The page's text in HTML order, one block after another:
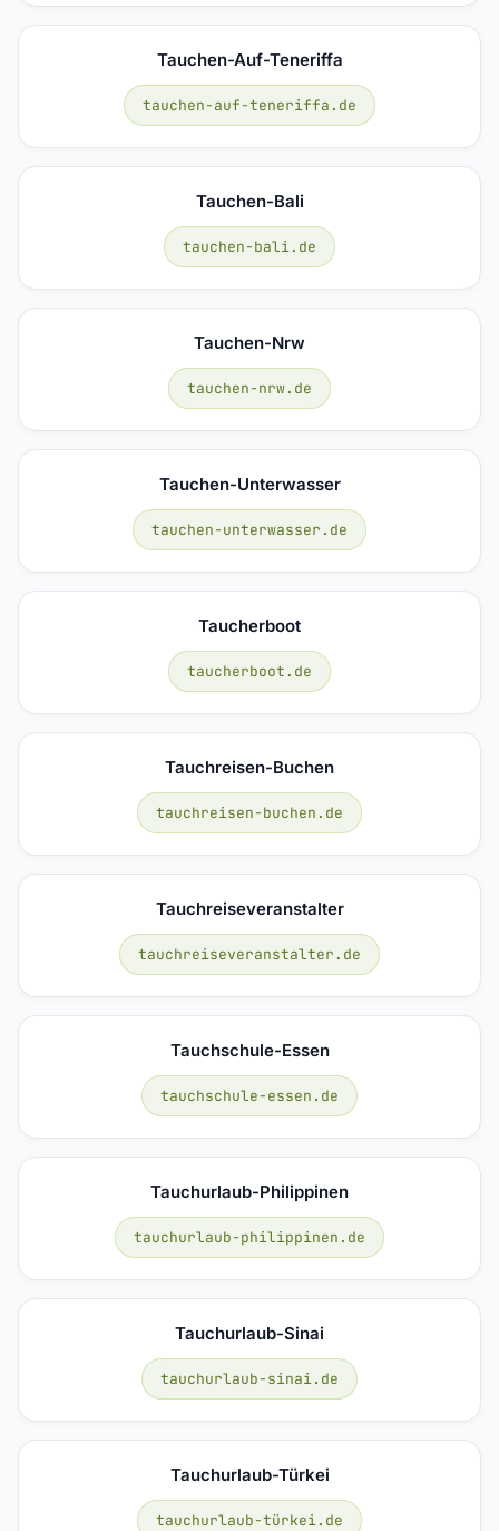
Tauchen-Auf-Teneriffa
tauchen-auf-teneriffa.de
Tauchen-Bali
tauchen-bali.de
Tauchen-Nrw
tauchen-nrw.de
Tauchen-Unterwasser
tauchen-unterwasser.de
Taucherboot
taucherboot.de
Tauchreisen-Buchen
tauchreisen-buchen.de
Tauchreiseveranstalter
tauchreiseveranstalter.de
Tauchschule-Essen
tauchschule-essen.de
Tauchurlaub-Philippinen
tauchurlaub-philippinen.de
Tauchurlaub-Sinai
tauchurlaub-sinai.de
Tauchurlaub-Türkei
tauchurlaub-türkei.de